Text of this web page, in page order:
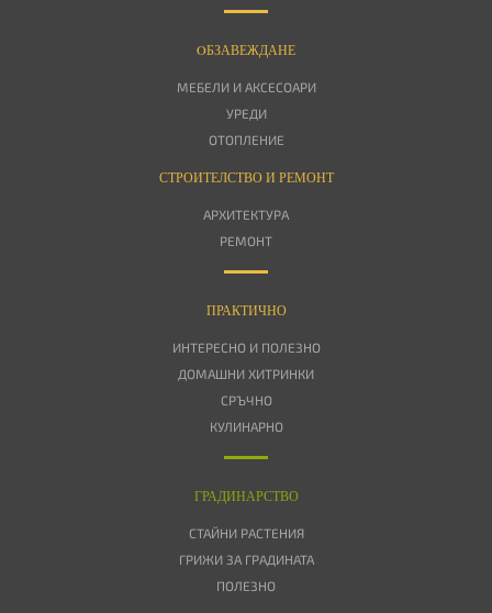
OБЗАВЕЖДАНЕ
МЕБЕЛИ И АКСЕСОАРИ
УРЕДИ
ОТОПЛЕНИЕ
СТРОИТЕЛСТВО И РЕМОНТ
АРХИТЕКТУРА
РЕМОНТ
ПРАКТИЧНО
ИНТЕРЕСНО И ПОЛЕЗНО
ДОМАШНИ ХИТРИНКИ
СРЪЧНО
КУЛИНАРНО
ГРАДИНАРСТВО
СТАЙНИ РАСТЕНИЯ
ГРИЖИ ЗА ГРАДИНАТА
ПОЛЕЗНО